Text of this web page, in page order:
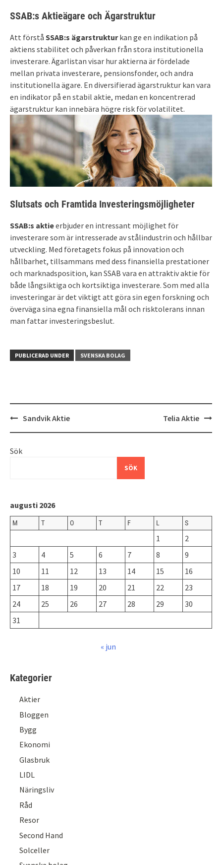
SSAB:s Aktieägare och Ägarstruktur
Att förstå SSAB:s ägarstrukturkan ge en indikation på
aktiens stabilitet och påverkan från stora institutionella
investerare. Ägarlistan visar hur aktierna är fördelade
mellan privata investerare, pensionsfonder, och andra
institutionella ägare. En diversifierad ägarstruktur kan vara
en indikator på en stabil aktie, medan en koncentrerad
ägarstruktur kan innebära högre risk för volatilitet.
Slutsats och Framtida Investeringsmöjligheter
SSAB:s aktieerbjuder en intressant möjlighet för
investerare som är intresserade av stålindustrin och hållbar
utveckling. Med företagets fokus på innovation och
hållbarhet, tillsammans med dess finansiella prestationer
och marknadsposition, kan SSAB vara en attraktiv aktie för
både långsiktiga och kortsiktiga investerare. Som med alla
investeringar är det viktigt att göra sin egen forskning och
överväga sina egna finansiella mål och risktolerans innan
man fattar investeringsbeslut.
PUBLICERAD UNDER SVENSKA BOLAG
Inläggsnavigering
Sandvik Aktie Telia Aktie
Sök
SÖK
augusti 2026
M T O T F L S
1
2
3
4 5 6 7 8
9
10
11 12 13 14 15
16
17
18 19 20 21 22
23
24
25 26 27 28 29
30
31
« jun
Kategorier
Aktier
Bloggen
Bygg
Ekonomi
Glasbruk
LIDL
Näringsliv
Råd
Resor
Second Hand
Solceller